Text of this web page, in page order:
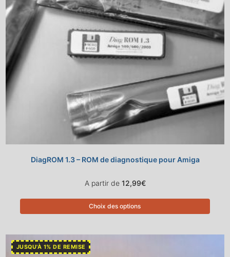
DiagROM 1.3 – ROM de diagnostique pour Amiga
A partir de 12,99€
Choix des options
JUSQU'À 1% DE REMISE